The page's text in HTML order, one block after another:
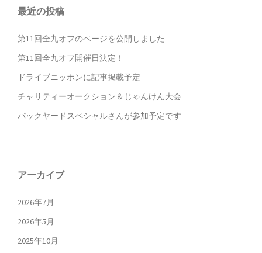
ビ
ー
シ
ョ
ン
最近の投稿
第11回全九オフのページを公開しました
第11回全九オフ開催日決定！
ドライブニッポンに記事掲載予定
チャリティーオークション＆じゃんけん大会
バックヤードスペシャルさんが参加予定です
アーカイブ
2026年7月
2026年5月
2025年10月